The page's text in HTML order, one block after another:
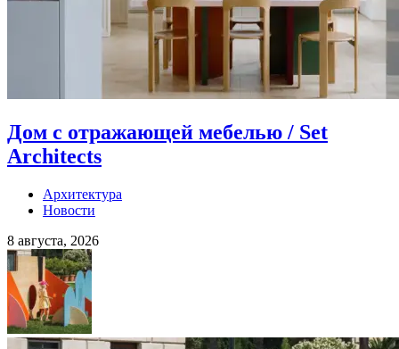
Дом с отражающей мебелью / Set
Architects
Архитектура
Новости
8 августа, 2026